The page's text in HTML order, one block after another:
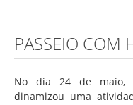
Atividades do 1º
Clubes & Projetos
Exames
PASSEIO COM
No dia 24 de maio,
dinamizou uma